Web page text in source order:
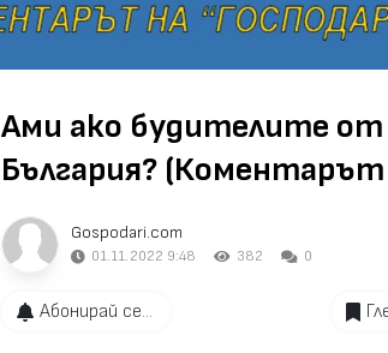
Ами ако будителите
България?
Gospodari.com
01.11.2022 9:48 382 0
Абонирай се...